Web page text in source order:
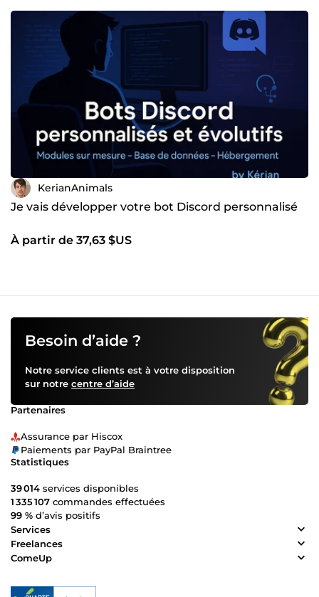
KerianAnimals
Je vais développer votre bot Discord personnalisé
À partir de 37,63 $US
Besoin d’aide ?
Notre service clients est à votre disposition
sur notre centre d’aide
Partenaires
Assurance par Hiscox
Paiements par PayPal Braintree
Statistiques
39 014 services disponibles
1 335 107 commandes effectuées
99 % d’avis positifs
Services
Freelances
ComeUp